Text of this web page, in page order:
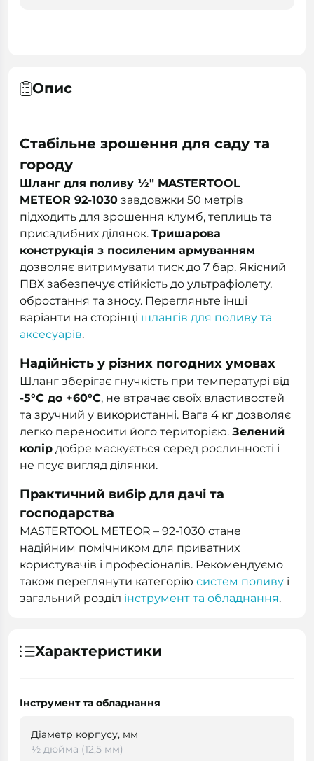
Опис
Стабільне зрошення для саду та
городу
Шланг для поливу ½" MASTERTOOL
METEOR 92-1030 завдовжки 50 метрів
підходить для зрошення клумб, теплиць та
присадибних ділянок. Тришарова
конструкція з посиленим армуванням
дозволяє витримувати тиск до 7 бар. Якісний
ПВХ забезпечує стійкість до ультрафіолету,
обростання та зносу. Перегляньте інші
варіанти на сторінці шлангів для поливу та
аксесуарів.
Надійність у різних погодних умовах
Шланг зберігає гнучкість при температурі від
-5°C до +60°C, не втрачає своїх властивостей
та зручний у використанні. Вага 4 кг дозволяє
легко переносити його територією. Зелений
колір добре маскується серед рослинності і
не псує вигляд ділянки.
Практичний вибір для дачі та
господарства
MASTERTOOL METEOR – 92-1030 стане
надійним помічником для приватних
користувачів і професіоналів. Рекомендуємо
також переглянути категорію систем поливу і
загальний розділ інструмент та обладнання.
Характеристики
Інструмент та обладнання
Діаметр корпусу, мм
½ дюйма (12,5 мм)